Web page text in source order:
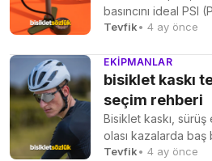
basıncını ideal PSI
veya Bar seviyesine...
Tevfik• 4 ay önce
EKIPMANLAR
bisiklet kaskı
seçim rehberi
Bisiklet kaskı,
olası kazalarda baş
emerek kafatası ve
Tevfik• 4 ay önce